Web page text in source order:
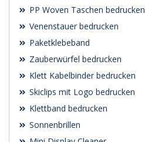
PP Woven Taschen bedrucken
Venenstauer bedrucken
Paketklebeband
Zauberwürfel bedrucken
Klett Kabelbinder bedrucken
Skiclips mit Logo bedrucken
Klettband bedrucken
Sonnenbrillen